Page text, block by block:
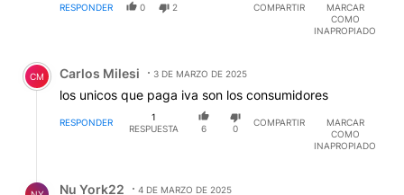
RESPONDER 0 2 COMPARTIR
MARCAR
COMO
INAPROPIADO
Comentario de Carlos Milesi.
CM Carlos Milesi 3 DE MARZO DE 2025
los unicos que paga iva son los consumidores
RESPONDER
1
RESPUESTA
6 0
COMPARTIR
MARCAR
COMO
INAPROPIADO
Nu York22
4 DE MARZO DE 2025